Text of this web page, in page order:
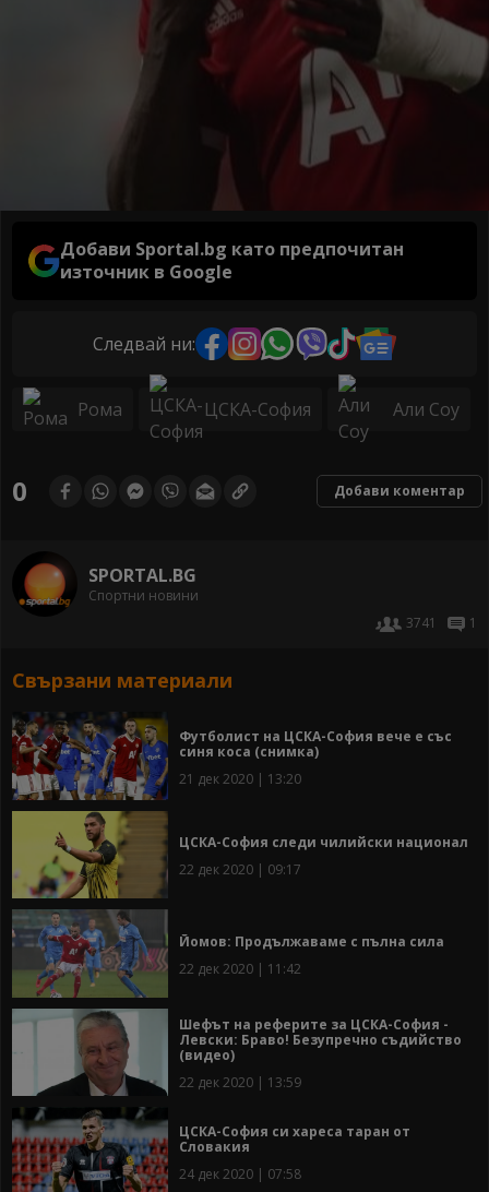
Добави Sportal.bg като предпочитан
източник в Google
Следвай ни:
Рома ЦСКА-София Али Соу
0 Добави коментар
SPORTAL.BG
Спортни новини
3741
1
Свързани материали
Футболист на ЦСКА-София вече е със
синя коса (снимка)
21 дек 2020 | 13:20
ЦСКА-София следи чилийски национал
22 дек 2020 | 09:17
Йомов: Продължаваме с пълна сила
22 дек 2020 | 11:42
Шефът на реферите за ЦСКА-София -
Левски: Браво! Безупречно съдийство
(видео)
22 дек 2020 | 13:59
ЦСКА-София си хареса таран от
Словакия
24 дек 2020 | 07:58